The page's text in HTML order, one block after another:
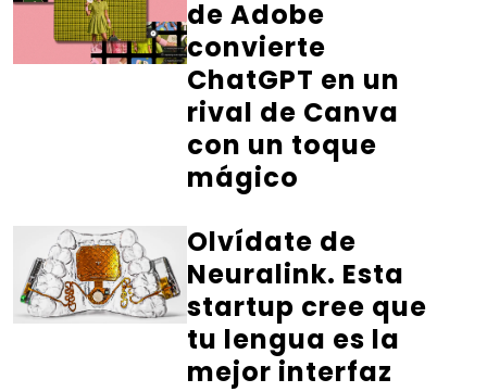
de Adobe
convierte
ChatGPT en un
rival de Canva
con un toque
mágico
Olvídate de
Neuralink. Esta
startup cree que
tu lengua es la
mejor interfaz